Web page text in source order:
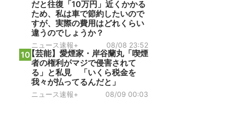
だと往復「10万円」近くかかる
ため、私は車で節約したいので
すが、実際の費用はどれくらい
違うのでしょうか？
ニュース速報+ 08/08 23:52
10【芸能】愛煙家・岸谷蘭丸「喫煙
者の権利がマジで侵害されて
る」と私見 「いくら税金を
我々が払ってるんだと」
ニュース速報+ 08/09 00:03